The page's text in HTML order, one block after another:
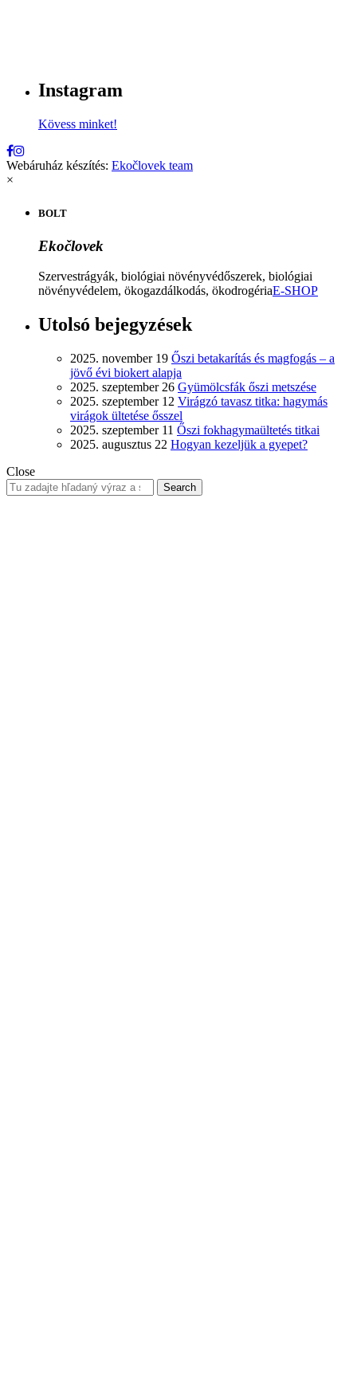
Instagram
Kövess minket!
Webáruház készítés: Ekočlovek team
×
BOLT
Ekočlovek
Szervestrágyák, biológiai növényvédőszerek, biológiai
növényvédelem, ökogazdálkodás, ökodrogériaE-SHOP
Utolsó bejegyzések
2025. november 19 Őszi betakarítás és magfogás – a
jövő évi biokert alapja
2025. szeptember 26 Gyümölcsfák őszi metszése
2025. szeptember 12 Virágzó tavasz titka: hagymás
virágok ültetése ősszel
2025. szeptember 11 Őszi fokhagymaültetés titkai
2025. augusztus 22 Hogyan kezeljük a gyepet?
Close